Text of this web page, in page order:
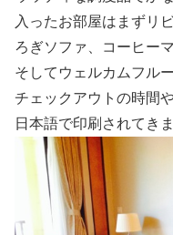
入ったお部屋はまずリ
ろぎソファ、コーヒーマ
そしてウェルカムフル
チェックアウトの時間
日本語で印刷されてき